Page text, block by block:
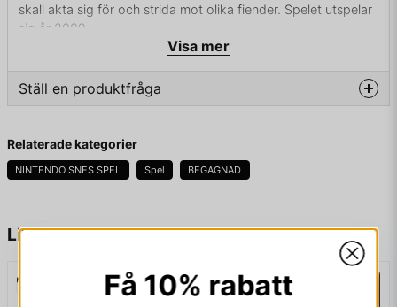
Liknande produkter
skall akta sig för och strida mot olika fiender. Spelet utspelar
sig år 2089.
ENDAST KASSETT
Visa mer
Ställ en produktfråga
Fråga oss något om denna produkten...
Namn
Relaterade kategorier
NINTENDO SNES SPEL Spel BEGAGNAD
Få 10% rabatt